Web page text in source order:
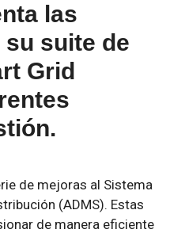
las
suite de
Grid
de mejoras al Sistema
(ADMS). Estas
de manera eficiente